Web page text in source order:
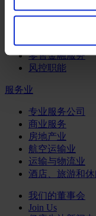
general collection
财富管理
金融科技
零售金融服务
风控职能
服务业
专业服务公司
商业服务
房地产业
航空运输业
运输与物流业
酒店、旅游和
我们的董事会
Join Us